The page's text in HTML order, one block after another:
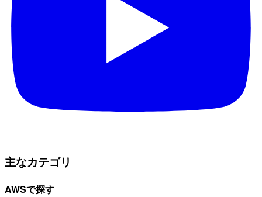
主なカテゴリ
AWSで探す